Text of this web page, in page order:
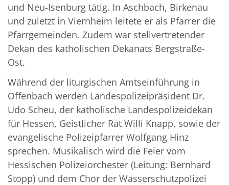
und Neu-Isenburg tätig. In Aschbach, Birkenau
und zuletzt in Viernheim leitete er als Pfarrer die
Pfarrgemeinden. Zudem war stellvertretender
Dekan des katholischen Dekanats Bergstraße-
Ost.
Während der liturgischen Amtseinführung in
Offenbach werden Landespolizeipräsident Dr.
Udo Scheu, der katholische Landespolizeidekan
für Hessen, Geistlicher Rat Willi Knapp, sowie der
evangelische Polizeipfarrer Wolfgang Hinz
sprechen. Musikalisch wird die Feier vom
Hessischen Polizeiorchester (Leitung: Bernhard
Stopp) und dem Chor der Wasserschutzpolizei